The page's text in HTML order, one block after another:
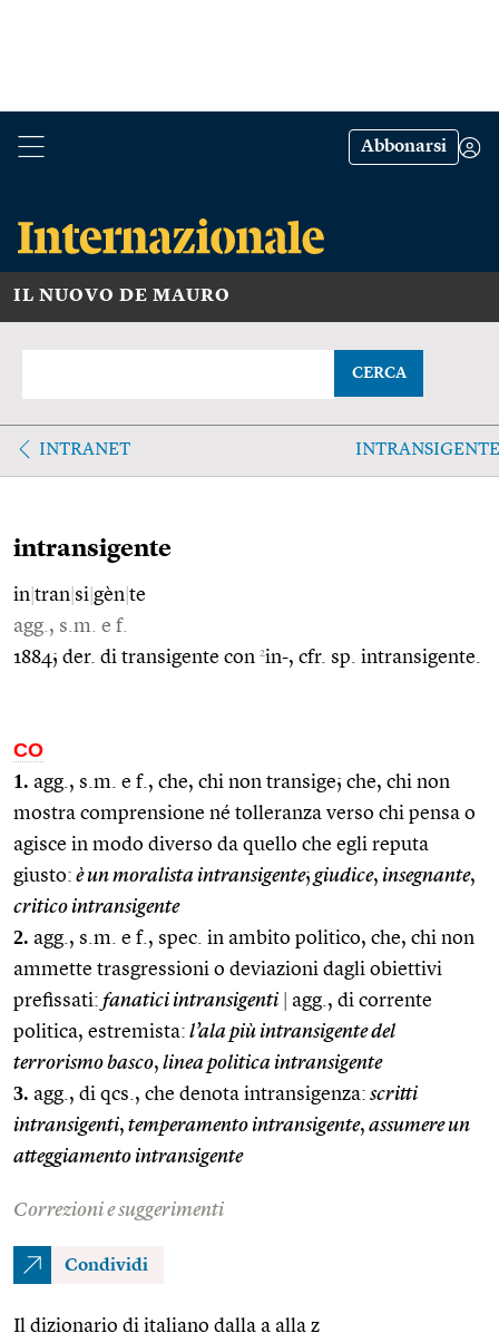
Abbonarsi
IL NUOVO DE MAURO
CERCA
INTRANET
intransigente
in tran si gèn te
agg., s.m. e f.
1884; der. di transigente con 2in-, cfr. sp. intransigente.
CO
1. agg., s.m. e f., che, chi non transige; che, chi non
mostra comprensione né tolleranza verso chi pensa o
agisce in modo diverso da quello che egli reputa
giusto: è un moralista intransigente; giudice, insegnante,
critico intransigente
2. agg., s.m. e f., spec. in ambito politico, che, chi non
ammette trasgressioni o deviazioni dagli obiettivi
prefissati: fanatici intransigenti
agg., di corrente
politica, estremista: l’ala più intransigente del
terrorismo basco, linea politica intransigente
3. agg., di qcs., che denota intransigenza: scritti
intransigenti, temperamento intransigente, assumere un
atteggiamento intransigente
Correzioni e suggerimenti
Condividi
Il dizionario di italiano dalla a alla z